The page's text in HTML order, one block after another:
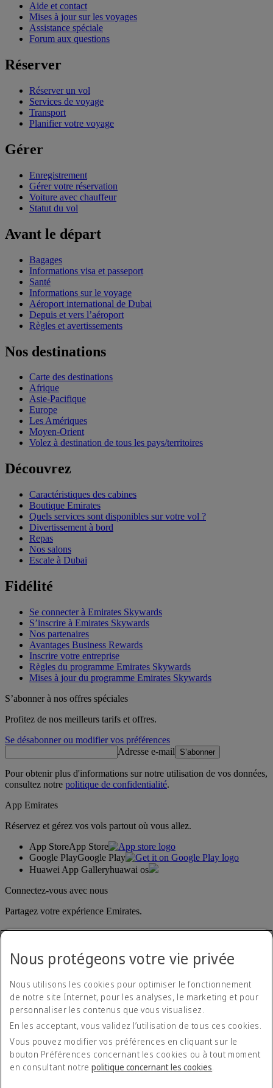
Aide et contact
Mises à jour sur les voyages
Assistance spéciale
Forum aux questions
Réserver
Réserver un vol
Services de voyage
Transport
Planifier votre voyage
Gérer
Enregistrement
Gérer votre réservation
Voiture avec chauffeur
Statut du vol
Avant le départ
Bagages
Informations visa et passeport
Santé
Informations sur le voyage
Aéroport international de Dubai
Depuis et vers l’aéroport
Règles et avertissements
Nos destinations
Carte des destinations
Afrique
Asie-Pacifique
Europe
Les Amériques
Moyen-Orient
Volez à destination de tous les pays/territoires
Découvrez
Caractéristiques des cabines
Boutique Emirates
Quels services sont disponibles sur votre vol ?
Divertissement à bord
Repas
Nos salons
Escale à Dubai
Fidélité
Se connecter à Emirates Skywards
S’inscrire à Emirates Skywards
Nos partenaires
Avantages Business Rewards
Inscrire votre entreprise
Règles du programme Emirates Skywards
Mises à jour du programme Emirates Skywards
S’abonner à nos offres spéciales
Profitez de nos meilleurs tarifs et offres.
Se désabonner ou modifier vos préférences
Adresse e-mail
S’abonner
Pour obtenir plus d'informations sur notre utilisation de vos données,
consultez notre politique de confidentialité.
App Emirates
Réservez et gérez vos vols partout où vous allez.
App StoreApp Store
Google PlayGoogle Play
Huawei App Galleryhuawai os
Connectez-vous avec nous
Partagez votre expérience Emirates.
Déclaration d'accessibilité
Nous contacter
Politique de confidentialité
Conditions générales
Politique en matière de cookies
Cyber-sécurité
Nous protégeons votre vie privée
Nous utilisons les cookies pour optimiser le fonctionnement
de notre site Internet, pour les analyses, le marketing et pour
personnaliser les contenus que vous visualisez.
En les acceptant, vous validez l’utilisation de tous ces cookies.
Vous pouvez modifier vos préférences en cliquant sur le
bouton Préférences concernant les cookies ou à tout moment
en consultant notrepolitique concernant les cookies.